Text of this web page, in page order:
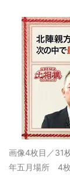
画像4枚目／31
年五月場所 4